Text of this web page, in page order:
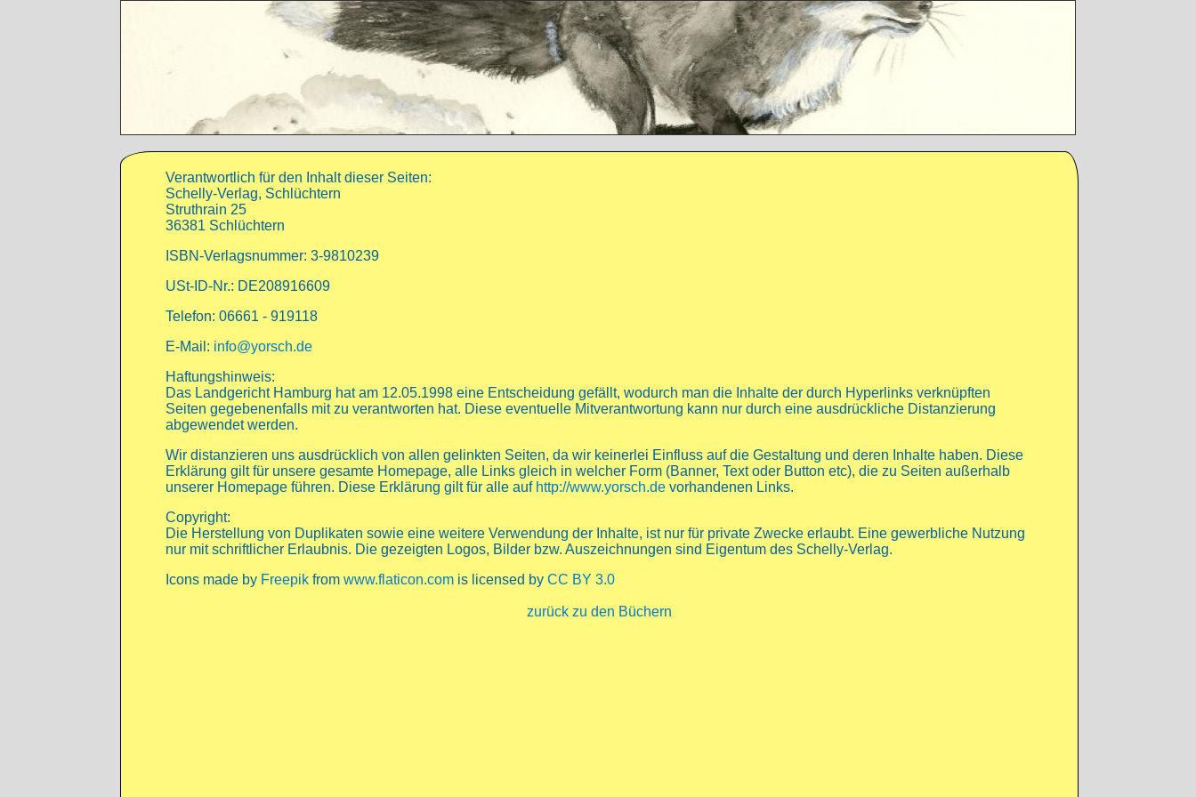
Verantwortlich für den Inhalt dieser Seiten:
Schelly-Verlag, Schlüchtern
Struthrain 25
36381 Schlüchtern
ISBN-Verlagsnummer: 3-9810239
USt-ID-Nr.: DE208916609
Telefon: 06661 - 919118
E-Mail: info@yorsch.de
Haftungshinweis:
Das Landgericht Hamburg hat am 12.05.1998 eine Entscheidung gefällt, wodurch man die Inhalte der durch Hyperlinks verknüpften
Seiten gegebenenfalls mit zu verantworten hat. Diese eventuelle Mitverantwortung kann nur durch eine ausdrückliche Distanzierung
abgewendet werden.
Wir distanzieren uns ausdrücklich von allen gelinkten Seiten, da wir keinerlei Einfluss auf die Gestaltung und deren Inhalte haben. Diese
Erklärung gilt für unsere gesamte Homepage, alle Links gleich in welcher Form (Banner, Text oder Button etc), die zu Seiten außerhalb
unserer Homepage führen. Diese Erklärung gilt für alle auf http://www.yorsch.de vorhandenen Links.
Copyright:
Die Herstellung von Duplikaten sowie eine weitere Verwendung der Inhalte, ist nur für private Zwecke erlaubt. Eine gewerbliche Nutzung
nur mit schriftlicher Erlaubnis. Die gezeigten Logos, Bilder bzw. Auszeichnungen sind Eigentum des Schelly-Verlag.
Icons made by Freepik from www.flaticon.com is licensed by CC BY 3.0
zurück zu den Büchern